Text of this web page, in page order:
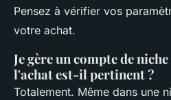
Pensez à vérifier vos
votre achat.
Je gère un compte de
l'achat est-il pertinent ?
Totalement. Même dans une